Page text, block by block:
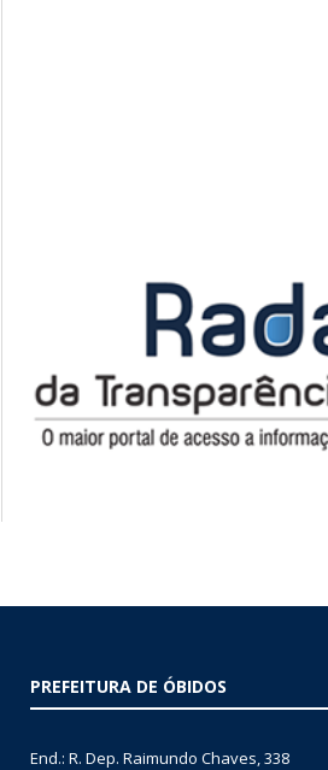
PREFEITURA DE ÓBIDOS
End.: R. Dep. Raimundo Chaves, 338